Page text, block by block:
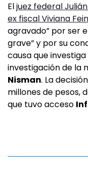
Eljuez federal
ex fiscal Viviana Fein
agravado” por ser
grave” y por su
causa que
investigación de la
Nisman. La
millones de pesos,
que tuvo acceso